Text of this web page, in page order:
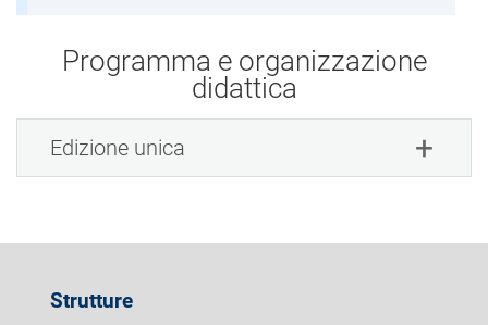
Programma e organizzazione
didattica
Edizione unica
Strutture